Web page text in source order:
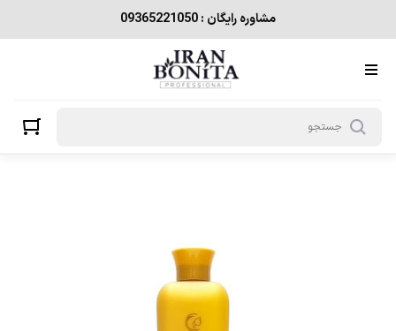
مشاوره رایگان : 09365221050